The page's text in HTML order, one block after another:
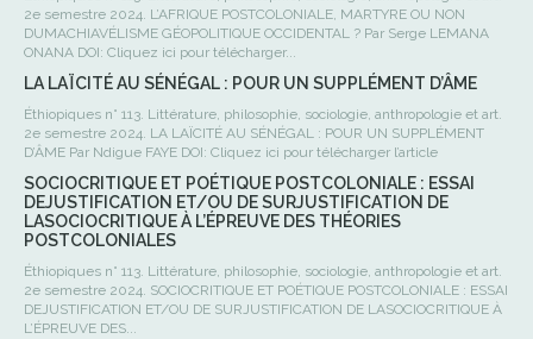
2e semestre 2024. L’AFRIQUE POSTCOLONIALE, MARTYRE OU NON
DUMACHIAVÉLISME GÉOPOLITIQUE OCCIDENTAL ? Par Serge LEMANA
ONANA DOI: Cliquez ici pour télécharger...
LA LAÏCITÉ AU SÉNÉGAL : POUR UN SUPPLÉMENT D’ÂME
Éthiopiques n° 113. Littérature, philosophie, sociologie, anthropologie et art.
2e semestre 2024. LA LAÏCITÉ AU SÉNÉGAL : POUR UN SUPPLÉMENT
D’ÂME Par Ndigue FAYE DOI: Cliquez ici pour télécharger l’article
SOCIOCRITIQUE ET POÉTIQUE POSTCOLONIALE : ESSAI
DEJUSTIFICATION ET/OU DE SURJUSTIFICATION DE
LASOCIOCRITIQUE À L’ÉPREUVE DES THÉORIES
POSTCOLONIALES
Éthiopiques n° 113. Littérature, philosophie, sociologie, anthropologie et art.
2e semestre 2024. SOCIOCRITIQUE ET POÉTIQUE POSTCOLONIALE : ESSAI
DEJUSTIFICATION ET/OU DE SURJUSTIFICATION DE LASOCIOCRITIQUE À
L’ÉPREUVE DES...